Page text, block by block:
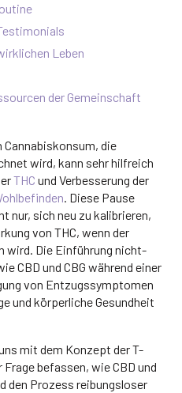
Leben
der Gemeinschaft
Cannabiskonsum, die
wird, kann sehr hilfreich
THC und Verbesserung der
. Diese Pause
nur, sich neu zu kalibrieren,
von THC, wenn der
wird. Die Einführung nicht-
CBD und CBG während einer
von Entzugssymptomen
und körperliche Gesundheit
mit dem Konzept der T-
befassen, wie CBD und
den Prozess reibungsloser